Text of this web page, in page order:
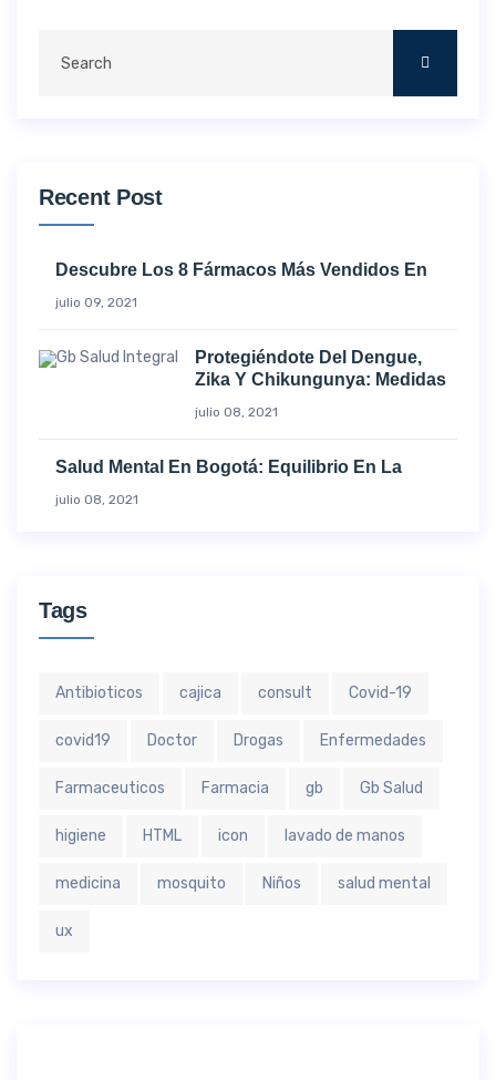
Recent Post
Descubre Los 8 Fármacos Más Vendidos En
julio 09, 2021
Protegiéndote Del Dengue,
Zika Y Chikungunya: Medidas
julio 08, 2021
Salud Mental En Bogotá: Equilibrio En La
julio 08, 2021
Tags
Antibioticos cajica consult Covid-19
covid19 Doctor Drogas Enfermedades
Farmaceuticos Farmacia gb Gb Salud
higiene HTML icon lavado de manos
medicina mosquito Niños salud mental
ux